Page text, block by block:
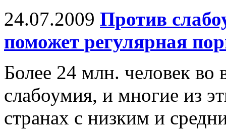
24.07.2009 Против
поможет регулярная
Более 24 млн. человек во
слабоумия, и многие из
странах с низким и